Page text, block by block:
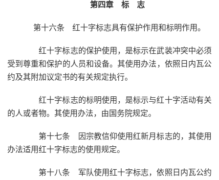
第四章 标 志
第十六条 红十字标志具有保护作用和标明作用。
红十字标志的保护使用，是标示在武装冲突中必须
受到尊重和保护的人员和设备。其使用办法，依照日内瓦公
约及其附加议定书的有关规定执行。
红十字标志的标明使用，是标示与红十字活动有关
的人或者物。其使用办法，由国务院规定。
第十七条 因宗教信仰使用红新月标志的，其使用
办法适用红十字标志的使用规定。
第十八条 军队使用红十字标志，依照日内瓦公约